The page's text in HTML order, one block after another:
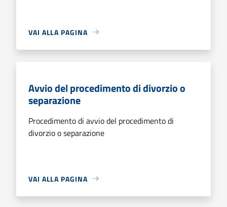
VAI ALLA PAGINA
Avvio del procedimento di divorzio o
separazione
Procedimento di avvio del procedimento di
divorzio o separazione
VAI ALLA PAGINA